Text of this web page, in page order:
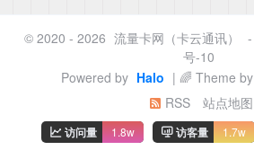
© 2020 - 2026 流量卡网（卡云通讯） -
号-10
Powered by Halo | 🌈 Theme by
RSS
站点地图
访问量 1.8w 访客量 1.7w